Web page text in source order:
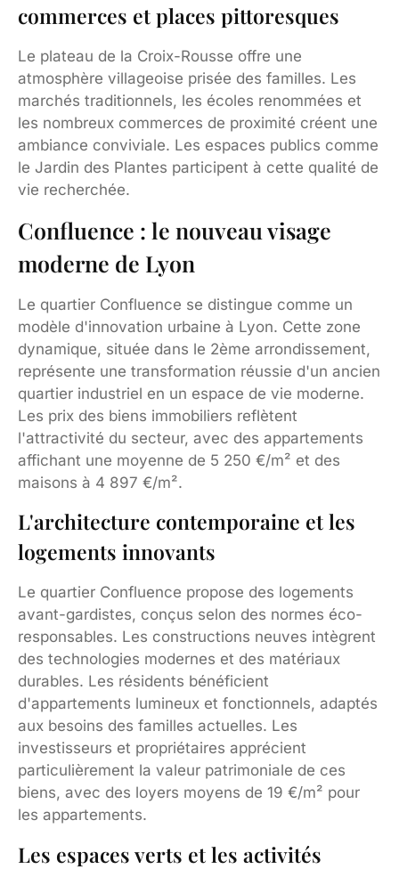
commerces et places pittoresques
Le plateau de la Croix-Rousse offre une
atmosphère villageoise prisée des familles. Les
marchés traditionnels, les écoles renommées et
les nombreux commerces de proximité créent une
ambiance conviviale. Les espaces publics comme
le Jardin des Plantes participent à cette qualité de
vie recherchée.
Confluence : le nouveau visage
moderne de Lyon
Le quartier Confluence se distingue comme un
modèle d'innovation urbaine à Lyon. Cette zone
dynamique, située dans le 2ème arrondissement,
représente une transformation réussie d'un ancien
quartier industriel en un espace de vie moderne.
Les prix des biens immobiliers reflètent
l'attractivité du secteur, avec des appartements
affichant une moyenne de 5 250 €/m² et des
maisons à 4 897 €/m².
L'architecture contemporaine et les
logements innovants
Le quartier Confluence propose des logements
avant-gardistes, conçus selon des normes éco-
responsables. Les constructions neuves intègrent
des technologies modernes et des matériaux
durables. Les résidents bénéficient
d'appartements lumineux et fonctionnels, adaptés
aux besoins des familles actuelles. Les
investisseurs et propriétaires apprécient
particulièrement la valeur patrimoniale de ces
biens, avec des loyers moyens de 19 €/m² pour
les appartements.
Les espaces verts et les activités